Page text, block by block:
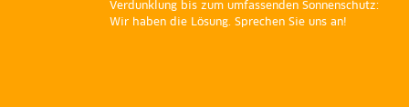
Verdunklung bis zum umfassenden Sonnenschutz:
Wir haben die Lösung. Sprechen Sie uns an!